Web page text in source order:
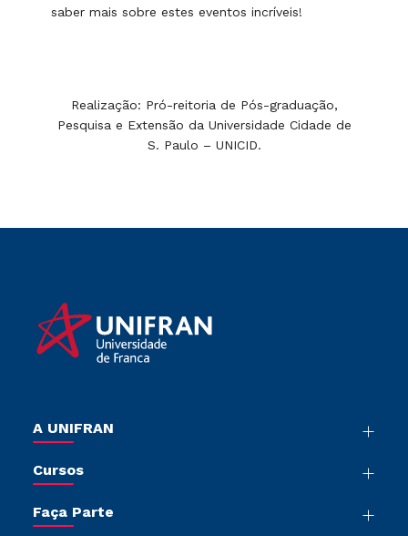
saber mais sobre estes eventos incríveis!
Realização: Pró-reitoria de Pós-graduação,
Pesquisa e Extensão da Universidade Cidade de
S. Paulo – UNICID.
A UNIFRAN
Sala de Imprensa
Sou Colaborador
Cursos
Pós-graduação
Faça Parte